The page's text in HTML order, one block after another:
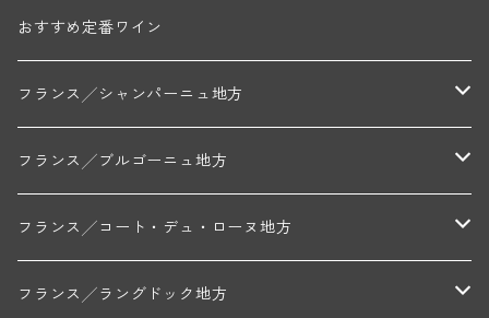
おすすめ定番ワイン
フランス╱シャンパーニュ地方
モンターニュ・ド・ランス
トリシェ・ディディエ
コート・デ・ブラン
ミッシェル・ジュネ
フランス╱ブルゴーニュ地方
シャブリ地区
プティ・ポンティニィ(シャブリ)
コート・ド・ニュイ地区
フランス╱コート・デュ・ローヌ地方
北部地区
フランス╱ラングドック地方